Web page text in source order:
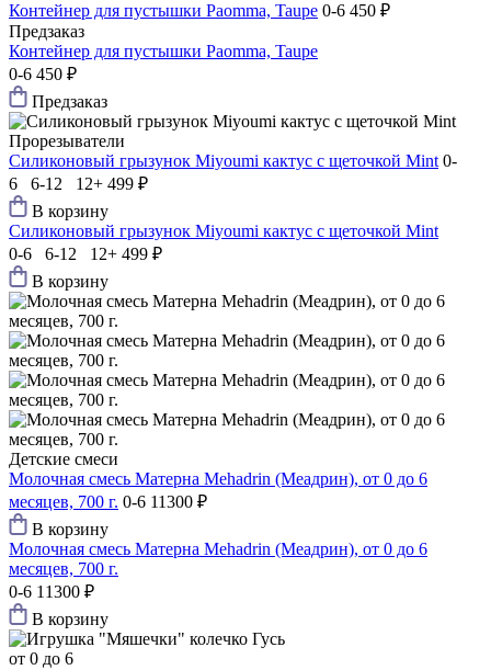
Контейнер для пустышки Paomma, Taupe 0-6 450 ₽
Предзаказ
Контейнер для пустышки Paomma, Taupe
0-6 450 ₽
Предзаказ
Прорезыватели
Силиконовый грызунок Мiyoumi кактус с щеточкой Mint 0-
6 6-12 12+ 499 ₽
В корзину
Силиконовый грызунок Мiyoumi кактус с щеточкой Mint
0-6 6-12 12+ 499 ₽
В корзину
Детские смеси
Молочная смесь Матерна Mehadrin (Меадрин), от 0 до 6
месяцев, 700 г. 0-6 11300 ₽
В корзину
Молочная смесь Матерна Mehadrin (Меадрин), от 0 до 6
месяцев, 700 г.
0-6 11300 ₽
В корзину
от 0 до 6